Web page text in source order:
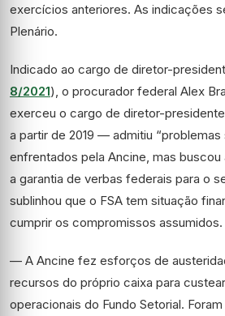
exercícios anteriores. As indicações
Plenário.
Indicado ao cargo de diretor-
8/2021), o procurador federal Alex
exerceu o cargo de diretor-
a partir de 2019 — admitiu
enfrentados pela Ancine, mas buscou
a garantia de verbas federais para o
sublinhou que o FSA tem situação
cumprir os compromissos assumidos.
— A Ancine fez esforços de
recursos do próprio caixa para
operacionais do Fundo Setorial.